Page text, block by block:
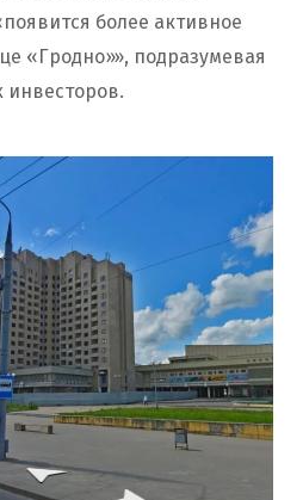
более активное
«Гродно»», подразумевая
инвесторов.